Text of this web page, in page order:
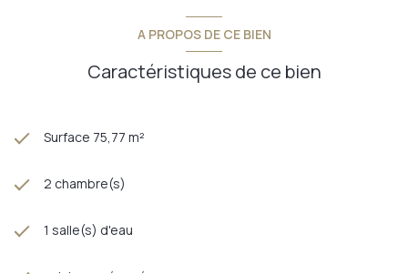
A PROPOS DE CE BIEN
Caractéristiques de ce bien
Surface 75,77 m²
2 chambre(s)
1 salle(s) d'eau